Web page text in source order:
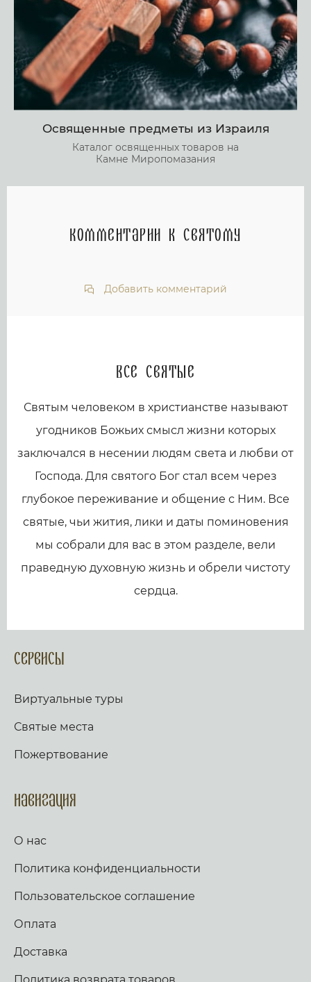
Освященные предметы из Израиля
Каталог освященных товаров на
Камне Миропомазания
Комментарии к святому
Добавить комментарий
Все святые
Святым человеком в христианстве называют
угодников Божьих смысл жизни которых
заключался в несении людям света и любви от
Господа. Для святого Бог стал всем через
глубокое переживание и общение с Ним. Все
святые, чьи жития, лики и даты поминовения
мы собрали для вас в этом разделе, вели
праведную духовную жизнь и обрели чистоту
сердца.
Сервисы
Виртуальные туры
Святые места
Пожертвование
Навигация
О нас
Политика конфиденциальности
Пользовательское соглашение
Оплата
Доставка